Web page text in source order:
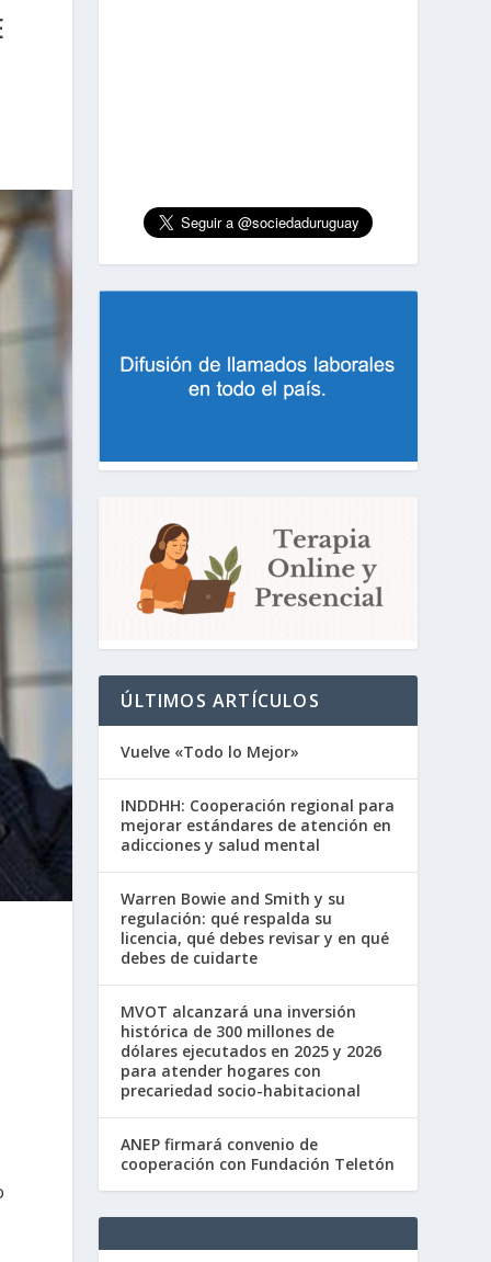
ÚLTIMOS ARTÍCULOS
Vuelve «Todo lo Mejor»
INDDHH: Cooperación regional para
mejorar estándares de atención en
adicciones y salud mental
Warren Bowie and Smith y su
regulación: qué respalda su
licencia, qué debes revisar y en qué
debes de cuidarte
MVOT alcanzará una inversión
histórica de 300 millones de
dólares ejecutados en 2025 y 2026
para atender hogares con
precariedad socio-habitacional
ANEP firmará convenio de
cooperación con Fundación Teletón